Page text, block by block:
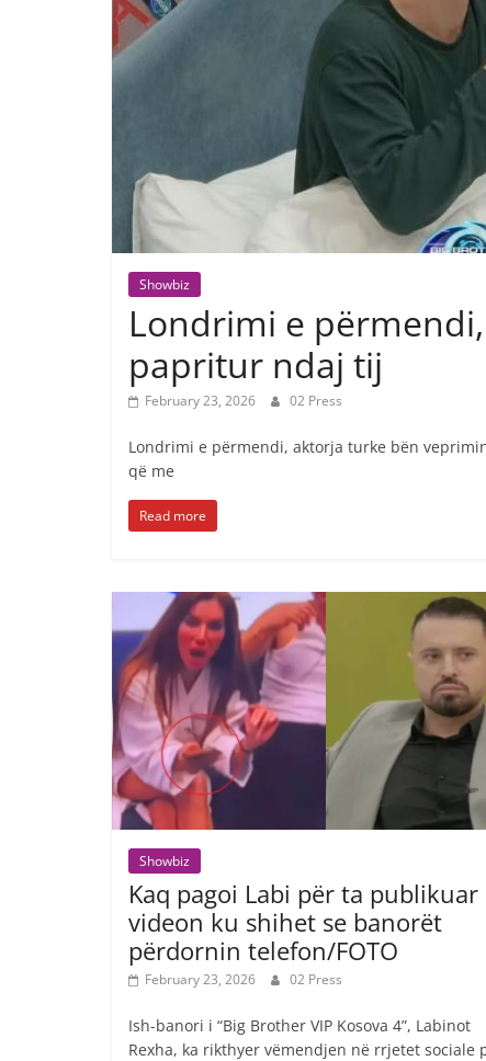
Showbiz
Londrimi e
papritur ndaj tij
February 23, 2026 02 Press
Londrimi e përmendi, aktorja turke bën
që me
Read more
Showbiz
Kaq pagoi Labi për ta publikuar
videon ku shihet se banorët
përdornin telefon/FOTO
February 23, 2026 02 Press
Ish-banori i “Big Brother VIP Kosova 4”, Labinot
Rexha, ka rikthyer vëmendjen në rrjetet sociale